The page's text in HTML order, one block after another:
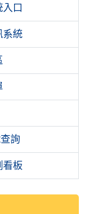
口
系統
詢
看板